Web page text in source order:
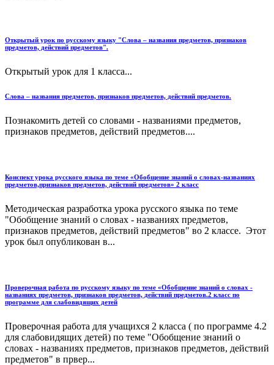
Открытый урок по русскому языку "Слова – названия предметов, признаков
предметов, действий предметов".
Открытый урок для 1 класса...
Слова – названия предметов, признаков предметов, действий предметов.
Познакомить детей со словами - названиями предметов,
признаков предметов, действий предметов....
Конспект урока русского языка по теме «Обобщение знаний о словах-названиях
предметов,признаков предметов, действий предметов» 2 класс
Методическая разработка урока русского языка по теме
"Обобщение знаний о словах - названиях предметов,
признаков предметов, действий предметов" во 2 классе. Этот
урок был опубликован в...
Проверочная работа по русскому языку по теме «Обобщение знаний о словах -
названиях предметов, признаков предметов, действий предметов.2 класс по
программе для слабовидящих детей
Проверочная работа для учащихся 2 класса ( по программе 4.2
для слабовидящих детей) по теме "Обобщение знаний о
словах - названиях предметов, признаков предметов, действий
предметов" в првер...